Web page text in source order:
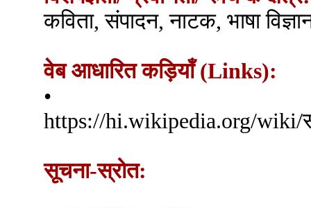
कविता, संपादन, नाटक, भाषा
वेब आधारित कड़ियाँ (Links):
•
https://hi.wikipedia.org/wiki/
सूचना-स्रोत: